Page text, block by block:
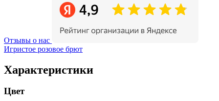
Отзывы о нас
Игристое розовое брют
Характеристики
Цвет